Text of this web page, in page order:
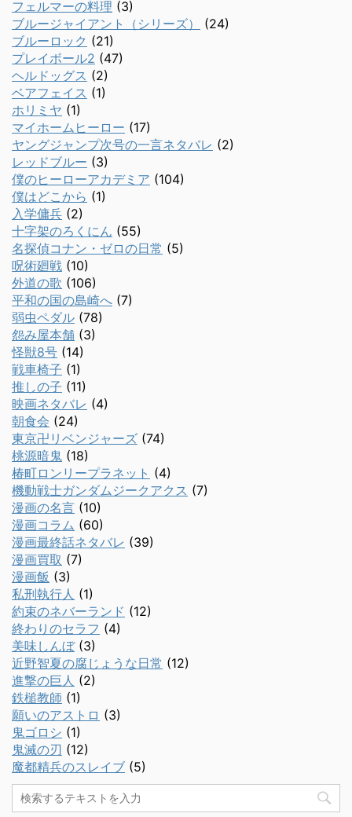
フェルマーの料理 (3)
ブルージャイアント（シリーズ）
(24)
ブルーロック (21)
プレイボール2 (47)
ヘルドッグス (2)
ベアフェイス (1)
ホリミヤ (1)
マイホームヒーロー (17)
ヤングジャンプ次号の一言ネタバレ (2)
レッドブルー (3)
僕のヒーローアカデミア (104)
僕はどこから (1)
入学傭兵 (2)
十字架のろくにん (55)
名探偵コナン・ゼロの日常 (5)
呪術廻戦 (10)
外道の歌 (106)
平和の国の島崎へ (7)
弱虫ペダル (78)
怨み屋本舗 (3)
怪獣8号 (14)
戦車椅子 (1)
推しの子 (11)
映画ネタバレ (4)
朝食会 (24)
東京卍リベンジャーズ (74)
桃源暗鬼 (18)
椿町ロンリープラネット (4)
機動戦士ガンダムジークアクス (7)
漫画の名言 (10)
漫画コラム (60)
漫画最終話ネタバレ (39)
漫画買取 (7)
漫画飯 (3)
私刑執行人 (1)
約束のネバーランド (12)
終わりのセラフ (4)
美味しんぼ(3)
近野智夏の腐じょうな日常 (12)
進撃の巨人 (2)
鉄槌教師 (1)
願いのアストロ (3)
鬼ゴロシ (1)
鬼滅の刃 (12)
魔都精兵のスレイブ (5)